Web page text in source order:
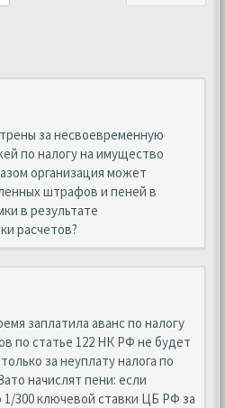
за несвоевременную
по налогу на имущество
организация может
штрафов и пеней в
в результате
расчетов?
заплатила аванс по налогу
по статье 122 НК РФ не будет
за неуплату налога по
начислят пени: если
1/300 ключевой ставки ЦБ РФ за